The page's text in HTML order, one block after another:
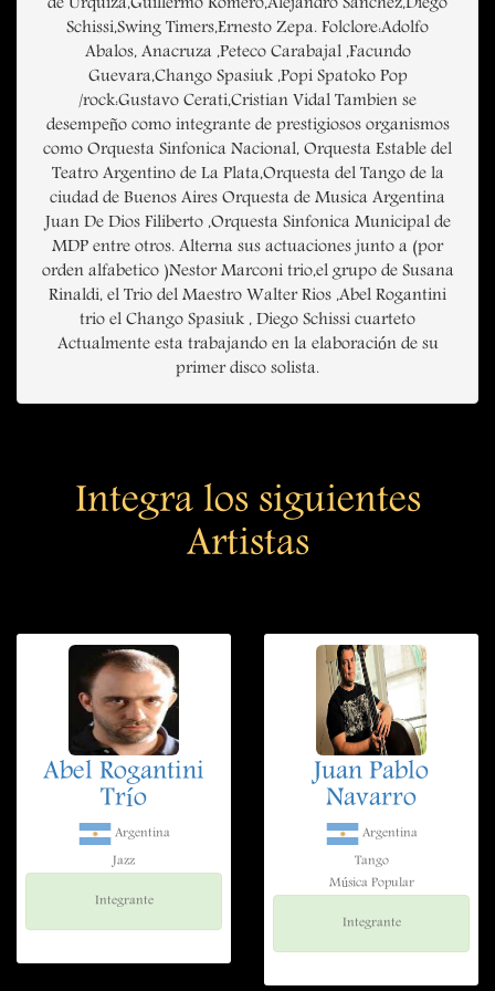
Schissi,Swing Timers,Ernesto Zepa. Folclore:Adolfo
Abalos, Anacruza ,Peteco Carabajal ,Facundo
Guevara,Chango Spasiuk ,Popi Spatoko Pop
/rock:Gustavo Cerati,Cristian Vidal Tambien se
desempeño como integrante de prestigiosos organismos
como Orquesta Sinfonica Nacional, Orquesta Estable del
Teatro Argentino de La Plata,Orquesta del Tango de la
ciudad de Buenos Aires Orquesta de Musica Argentina
Juan De Dios Filiberto ,Orquesta Sinfonica Municipal de
MDP entre otros. Alterna sus actuaciones junto a (por
orden alfabetico )Nestor Marconi trio,el grupo de Susana
Rinaldi, el Trio del Maestro Walter Rios ,Abel Rogantini
trio el Chango Spasiuk , Diego Schissi cuarteto
Actualmente esta trabajando en la elaboración de su
primer disco solista.
Integra los siguientes
Artistas
Abel Rogantini
Trío
Argentina
Jazz
Integrante
Juan Pablo
Navarro
Argentina
Tango
Música Popular
Integrante